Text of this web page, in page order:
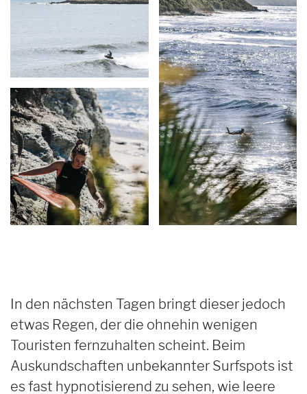
In den nächsten Tagen bringt dieser jedoch
etwas Regen, der die ohnehin wenigen
Touristen fernzuhalten scheint. Beim
Auskundschaften unbekannter Surfspots ist
es fast hypnotisierend zu sehen, wie leere